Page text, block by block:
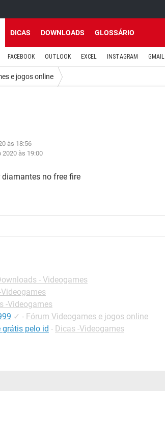
DICAS DOWNLOADS GLOSSÁRIO
FACEBOOK OUTLOOK EXCEL INSTAGRAM GMAIL
e jogos online
às 18:56
2020 às 19:00
no free fire
- Videogames
-Videogames
✓ - Fórum Videogames e jogos online
grátis pelo id - Dicas -Videogames